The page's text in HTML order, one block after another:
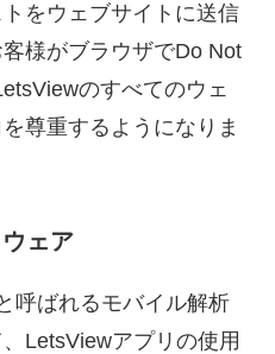
をウェブサイトに送信
様がブラウザでDo Not
のすべてのウェ
尊重するようになりま
ェア
呼ばれるモバイル解析
LetsViewアプリの使用